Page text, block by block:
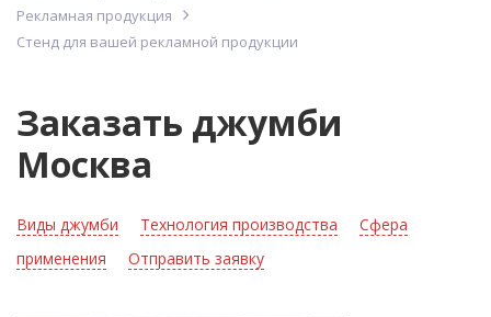
Рекламная продукция
Стенд для вашей рекламной продукции
Заказать джумби
Москва
Виды джумби Технология производства
Сфера
применения
Отправить заявку